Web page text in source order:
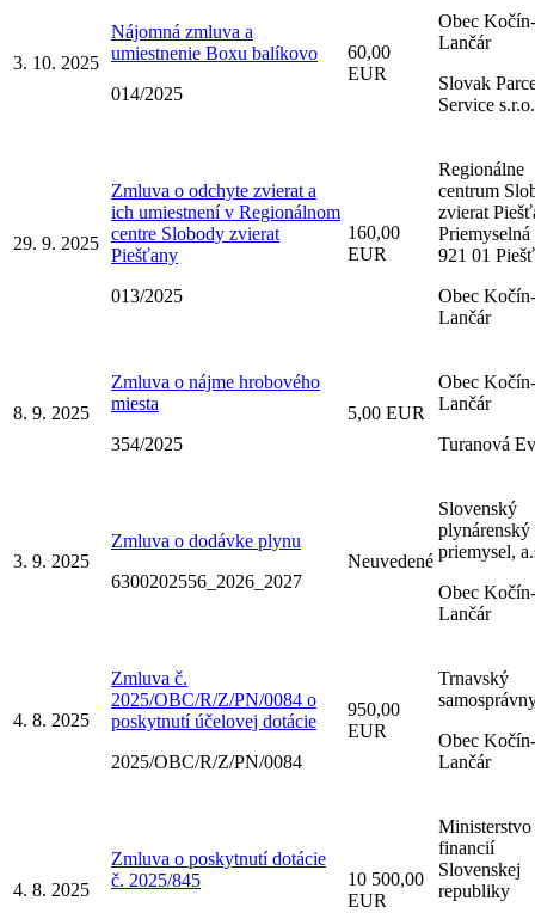
3. 10. 2025
Nájomná zmluva a
umiestnenie Boxu balíkovo
014/2025
60,00
EUR
Obec Kočín-
Lančár
Slovak
Service s.r.o.
29. 9. 2025
Zmluva o odchyte zvierat a
ich umiestnení v Regionálnom
centre Slobody zvierat
Piešťany
013/2025
160,00
EUR
Regionálne
centrum
zvierat
Priemyselná
921 01
Obec Kočín-
Lančár
8. 9. 2025
Zmluva o nájme hrobového
miesta
354/2025
5,00 EUR
Obec Kočín-
Lančár
Turanová
3. 9. 2025
Zmluva o dodávke plynu
6300202556_2026_2027
Neuvedené
Slovenský
plynárenský
priemysel,
Obec Kočín-
Lančár
4. 8. 2025
Zmluva č.
2025/OBC/R/Z/PN/0084 o
poskytnutí účelovej dotácie
2025/OBC/R/Z/PN/0084
950,00
EUR
Trnavský
Obec Kočín-
Lančár
4. 8. 2025
Zmluva o poskytnutí dotácie
č. 2025/845
10 500,00
EUR
Ministerstvo
financií
Slovenskej
republiky